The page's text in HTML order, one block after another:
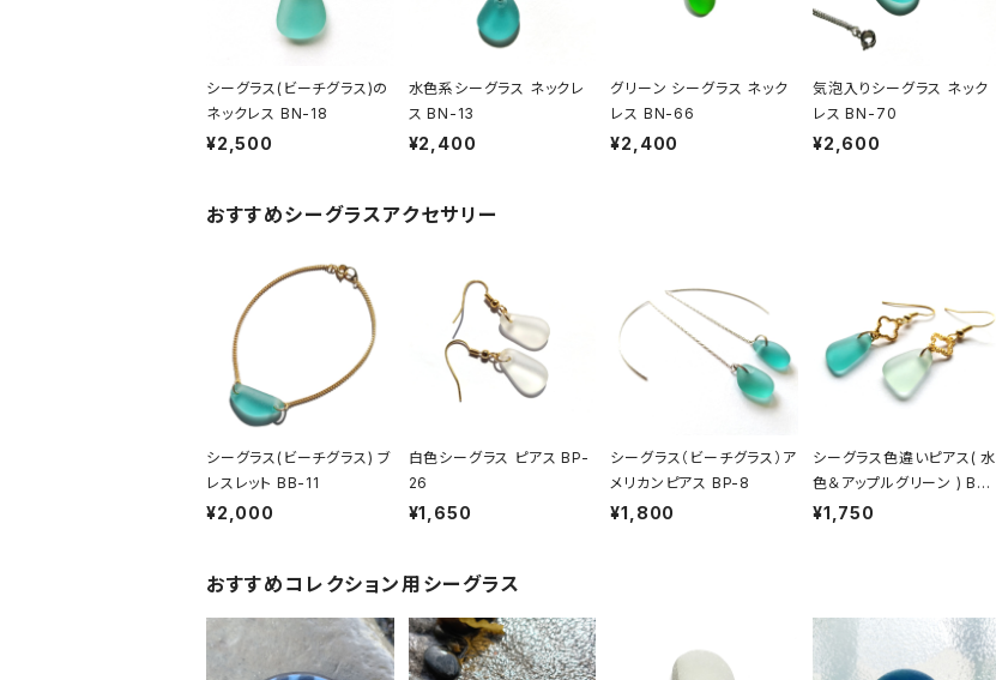
シーグラス(ビーチグラス)の
ネックレス BN-18
¥2,500
水色系シーグラス ネックレ
ス BN-13
¥2,400
グリーン シーグラス ネック
レス BN-66
¥2,400
気泡入りシーグラス ネック
レス BN-70
¥2,600
おすすめシーグラスアクセサリー
シーグラス(ビーチグラス) ブ
レスレット BB-11
¥2,000
白色シーグラス ピアス BP-
26
¥1,650
シーグラス（ビーチグラス）ア
メリカンピアス BP-8
¥1,800
シーグラス色違いピアス( 水
色＆アップルグリーン ) BP-
27
¥1,750
おすすめコレクション用シーグラス